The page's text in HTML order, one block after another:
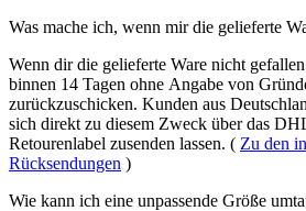
Was mache ich, wenn mir die gelieferte
Wenn dir die gelieferte Ware nicht
binnen 14 Tagen ohne Angabe von
zurückzuschicken. Kunden aus
sich direkt zu diesem Zweck über das
Retourenlabel zusenden lassen. ( Zu den
Rücksendungen )
Wie kann ich eine unpassende Größe